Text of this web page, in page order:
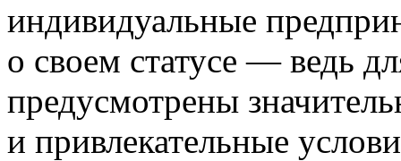
индивидуальные
о своем статусе — ведь
предусмотрены
и привлекательные